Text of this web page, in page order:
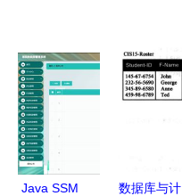
性解决方案
——基于存
储在线数据
库及计算机
网络服务的
据库及计算
机网络服务
的核心力量
Java SSM
数据库与计